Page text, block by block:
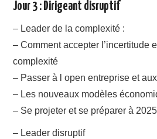
Jour 3 : Dirigeant disruptif
– Leader de la complexité :
– Comment accepter l’incertitude
complexité
– Passer à l open entreprise et
– Les nouveaux modèles
– Se projeter et se préparer à 2025
– Leader disruptif